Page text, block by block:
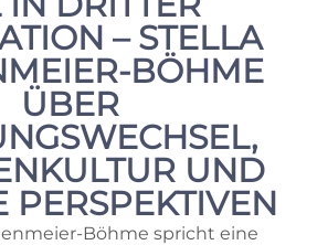
– STELLA
BÖHME
ÜBER
UND
PERSPEKTIVEN
Böhme spricht eine